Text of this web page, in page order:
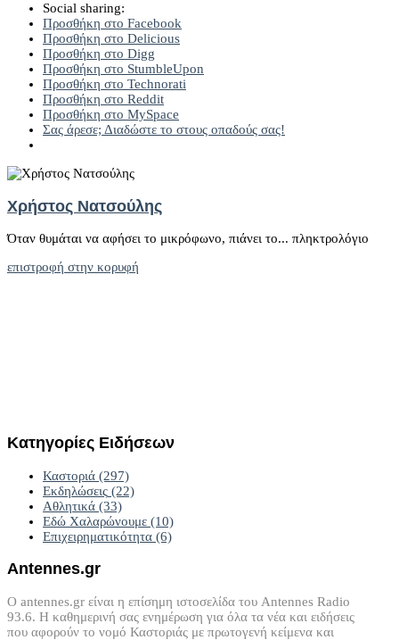
Social sharing:
Προσθήκη στο Facebook
Προσθήκη στο Delicious
Προσθήκη στο Digg
Προσθήκη στο StumbleUpon
Προσθήκη στο Technorati
Προσθήκη στο Reddit
Προσθήκη στο MySpace
Σας άρεσε; Διαδώστε το στους οπαδούς σας!
Χρήστος Νατσούλης
Όταν θυμάται να αφήσει το μικρόφωνο, πιάνει το... πληκτρολόγιο
επιστροφή στην κορυφή
Κατηγορίες Ειδήσεων
Καστοριά (297)
Εκδηλώσεις (22)
Αθλητικά (33)
Εδώ Χαλαρώνουμε (10)
Επιχειρηματικότητα (6)
Antennes.gr
Ο antennes.gr είναι η επίσημη ιστοσελίδα του Antennes Radio
93.6. Η καθημερινή σας ενημέρωση για όλα τα νέα και ειδήσεις
που αφορούν το νομό Καστοριάς με πρωτογενή κείμενα και